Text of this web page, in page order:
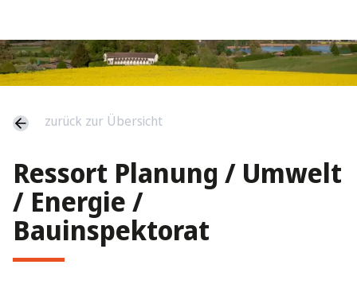
zurück zur Übersicht
Ressort Planung / Umwelt
/ Energie /
Bauinspektorat